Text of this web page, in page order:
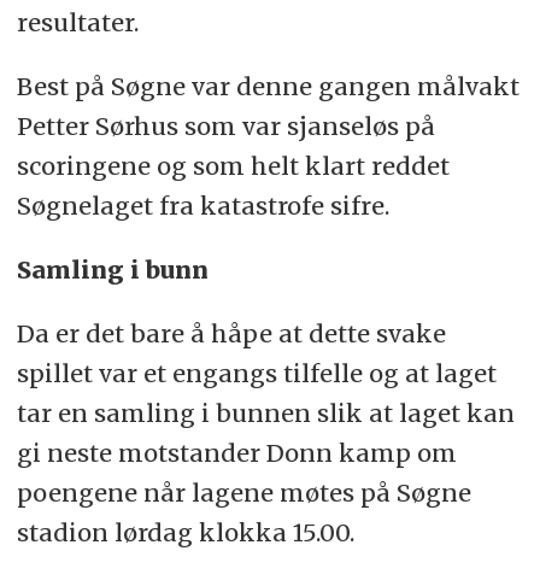
resultater.
Best på Søgne var denne gangen målvakt
Petter Sørhus som var sjanseløs på
scoringene og som helt klart reddet
Søgnelaget fra katastrofe sifre.
Samling i bunn
Da er det bare å håpe at dette svake
spillet var et engangs tilfelle og at laget
tar en samling i bunnen slik at laget kan
gi neste motstander Donn kamp om
poengene når lagene møtes på Søgne
stadion lørdag klokka 15.00.